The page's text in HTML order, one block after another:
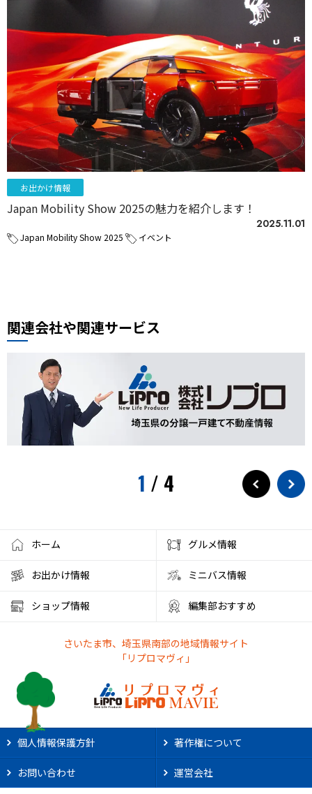
お出かけ情報
Japan Mobility Show 2025の魅力を紹介します！
2025.11.01
Japan Mobility Show 2025 イベント
関連会社や関連サービス
1 / 4
ホーム グルメ情報
お出かけ情報 ミニバス情報
ショップ情報 編集部おすすめ
さいたま市、埼玉県南部の地域情報サイト
「リプロマヴィ」
個人情報保護方針 著作権について
お問い合わせ 運営会社